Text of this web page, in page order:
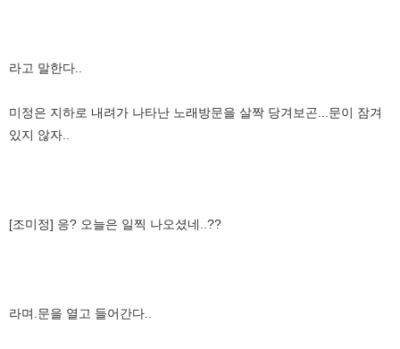
라고 말한다..
미정은 지하로 내려가 나타난 노래방문을 살짝 당겨보곤...문이 잠겨
있지 않자..
[조미정] 응? 오늘은 일찍 나오셨네..??
라며.문을 열고 들어간다..